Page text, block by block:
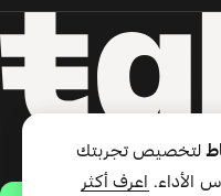
لتخصيص تجربتك
الأداء.
اعرف أكثر